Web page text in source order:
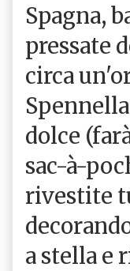
Spagna,
pressate
circa
dolce
sac-à-
rivestite
a stella e